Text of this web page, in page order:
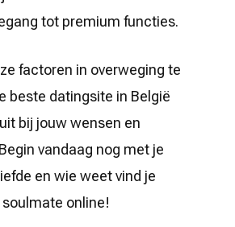
tot premium functies.
factoren in overweging te
beste datingsite in België
bij jouw wensen en
vandaag nog met je
en wie weet vind je
online!